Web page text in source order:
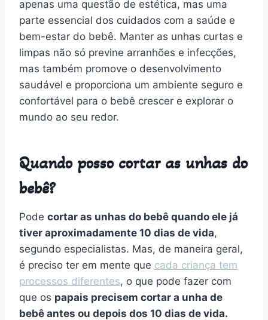
apenas uma questão de estética, mas uma
parte essencial dos cuidados com a saúde e
bem-estar do bebê. Manter as unhas curtas e
limpas não só previne arranhões e infecções,
mas também promove o desenvolvimento
saudável e proporciona um ambiente seguro e
confortável para o bebê crescer e explorar o
mundo ao seu redor.
Quando posso cortar as unhas do
bebê?
Pode cortar as unhas do bebê quando ele já
tiver aproximadamente 10 dias de vida,
segundo especialistas. Mas, de maneira geral,
é preciso ter em mente que cada criança tem
processos diferentes, o que pode fazer com
que os papais precisem cortar a unha de
bebê antes ou depois dos 10 dias de vida.